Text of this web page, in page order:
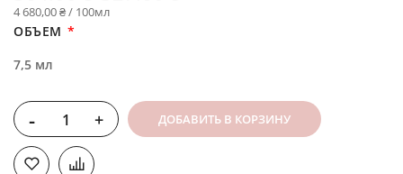
4 680,00 ₴ / 100мл
ОБЪЕМ
7,5 мл
- + ДОБАВИТЬ В КОРЗИНУ